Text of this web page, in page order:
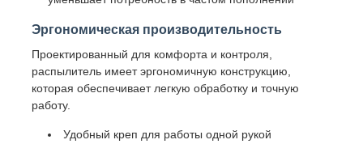
Наша фабрика
контроль качества
Эргономическая производительность
Проектированный для комфорта и контроля,
распылитель имеет эргономичную конструкцию,
которая обеспечивает легкую обработку и точную
работу.
Удобный креп для работы одной рукой